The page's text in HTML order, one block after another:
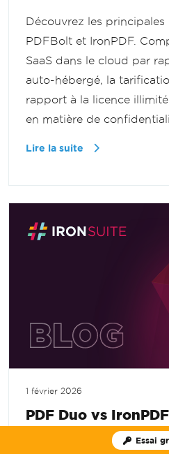
Découvrez les
PDFBolt et IronPDF.
SaaS dans le cloud par
auto-hébergé, la
rapport à la licence
en matière de
Lire la suite
1 février 2026
PDF Duo vs
comparaison
Essai